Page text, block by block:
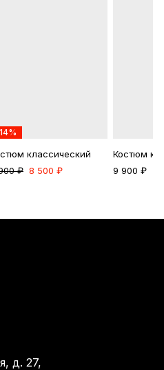
классический
₽ 8 500 ₽
Костюм
9 900 ₽
д. 27,